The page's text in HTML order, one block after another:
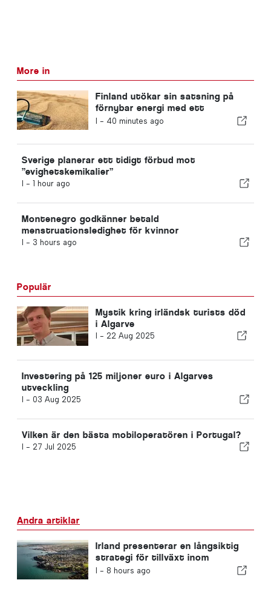
More in
Finland utökar sin satsning på
förnybar energi med ett
sandbatteri
I - 40 minutes ago
Sverige planerar ett tidigt förbud mot
”evighetskemikalier”
I - 1 hour ago
Montenegro godkänner betald
menstruationsledighet för kvinnor
I - 3 hours ago
Populär
Mystik kring irländsk turists död
i Algarve
I - 22 Aug 2025
Investering på 125 miljoner euro i Algarves
utveckling
I - 03 Aug 2025
Vilken är den bästa mobiloperatören i Portugal?
I - 27 Jul 2025
Andra artiklar
Irland presenterar en långsiktig
strategi för tillväxt inom
turismen
I - 8 hours ago